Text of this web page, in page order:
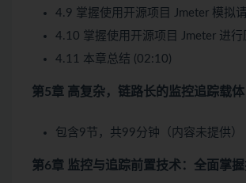
4.9 掌握使用开源项目 Jmeter 模拟
4.10 掌握使用开源项目 Jmeter 进行
4.11 本章总结 (02:10)
第5章 高复杂，链路长的监控追踪载
包含9节，共99分钟（内容未提供）
第6章 监控与追踪前置技术：全面掌